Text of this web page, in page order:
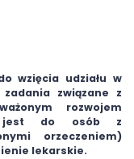
wzięcia udziału w
związane z
rozwojem
jest do osób z
orzeczeniem)
lekarskie.